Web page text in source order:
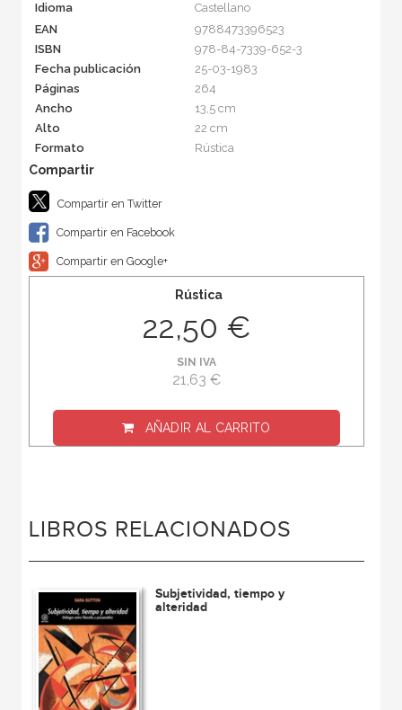
Idioma
Castellano
EAN
9788473396523
ISBN
978-84-7339-652-3
Fecha publicación
25-03-1983
Páginas
264
Ancho
13,5 cm
Alto
22 cm
Formato
Rústica
Compartir en Twitter
Compartir en Facebook
Compartir en Google+
Rústica
22,50 €
SIN IVA
21,63 €
AÑADIR AL CARRITO
LIBROS RELACIONADOS
Subjetividad, tiempo y
alteridad